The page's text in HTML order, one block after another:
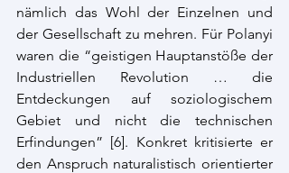
nämlich das Wohl der Einzelnen und
der Gesellschaft zu mehren. Für Polanyi
waren die “geistigen Hauptanstöße der
Industriellen Revolution … die
Entdeckungen auf soziologischem
Gebiet und nicht die technischen
Erfindungen” [6]. Konkret kritisierte er
den Anspruch naturalistisch orientierter